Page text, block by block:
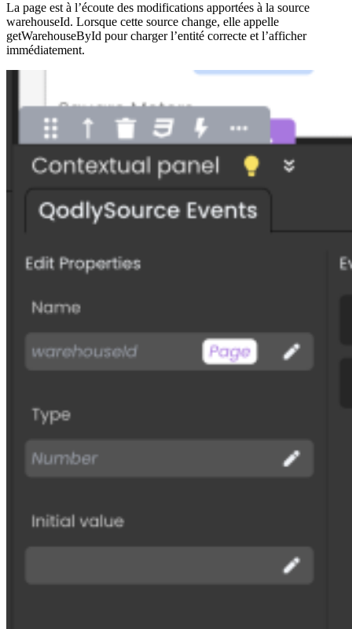
La page est à l’écoute des modifications apportées à la source
warehouseId. Lorsque cette source change, elle appelle
getWarehouseById pour charger l’entité correcte et l’afficher
immédiatement.